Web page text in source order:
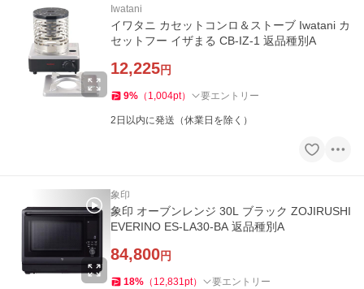
Iwatani
イワタニ カセットコンロ＆ストーブ Iwatani カ
セットフー イザまる CB-IZ-1 返品種別A
12,225円
9% （ 1,004pt） 要エントリー
2日以内に発送（休業日を除く）
象印
象印 オーブンレンジ 30L ブラック ZOJIRUSHI
EVERINO ES-LA30-BA 返品種別A
84,800円
18% （ 12,831pt） 要エントリー